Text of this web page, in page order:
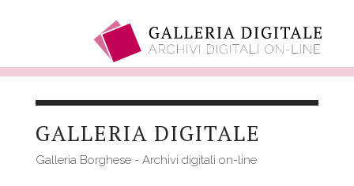
contenutoGALLERIA DIGITALE
Galleria Borghese - Archivi digitali on-line